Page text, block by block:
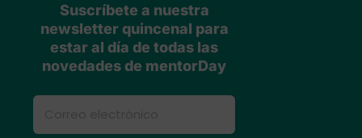
Suscríbete a nuestra
newsletter quincenal para
estar al día de todas las
novedades de mentorDay